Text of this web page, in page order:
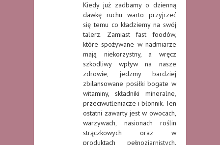
Kiedy już zadbamy o dzienną
dawkę ruchu warto przyjrzeć
się temu co kładziemy na swój
talerz. Zamiast fast foodów,
które spożywane w nadmiarze
mają niekorzystny, a wręcz
szkodliwy wpływ na nasze
zdrowie, jedzmy bardziej
zbilansowane posiłki bogate w
witaminy, składniki mineralne,
przeciwutleniacze i błonnik. Ten
ostatni zawarty jest w owocach,
warzywach, nasionach roślin
strączkowych oraz w
produktach pełnoziarnistych.